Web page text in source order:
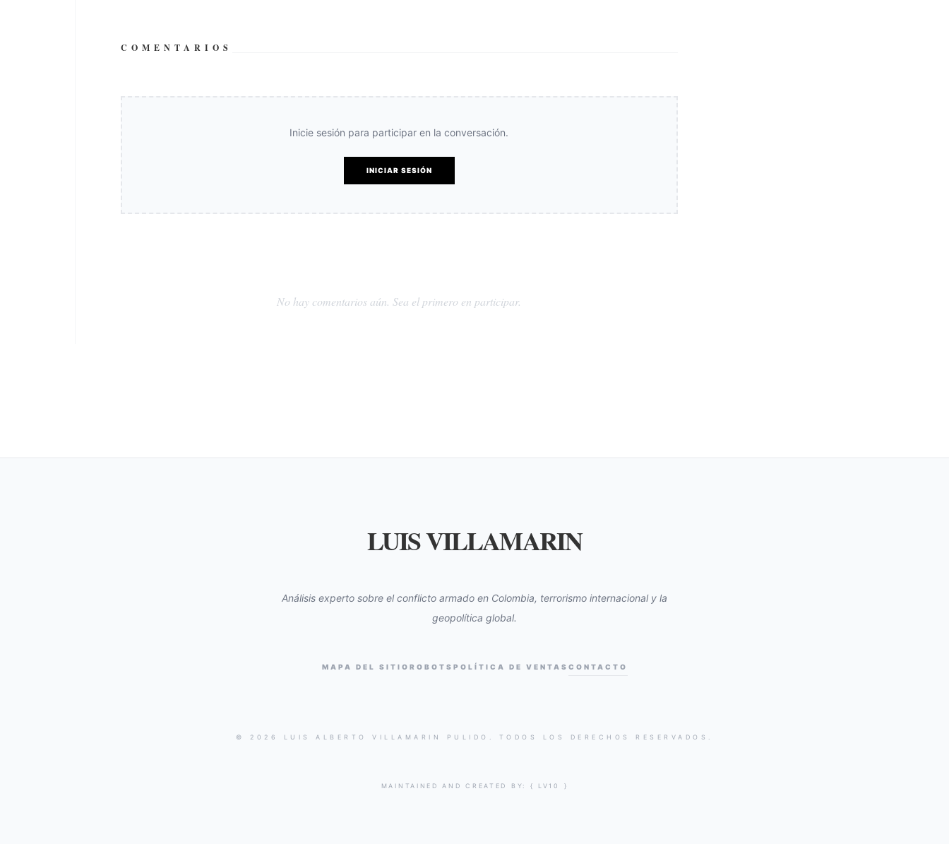
COMENTARIOS
Inicie sesión para participar en la conversación.
INICIAR SESIÓN
No hay comentarios aún. Sea el primero en participar.
LUIS VILLAMARIN
Análisis experto sobre el conflicto armado en Colombia, terrorismo internacional y la
geopolítica global.
MAPA DEL SITIO ROBOTS POLÍTICA DE VENTAS CONTACTO
© 2026 LUIS ALBERTO VILLAMARIN PULIDO. TODOS LOS DERECHOS RESERVADOS.
MAINTAINED AND CREATED BY: { LV10 }